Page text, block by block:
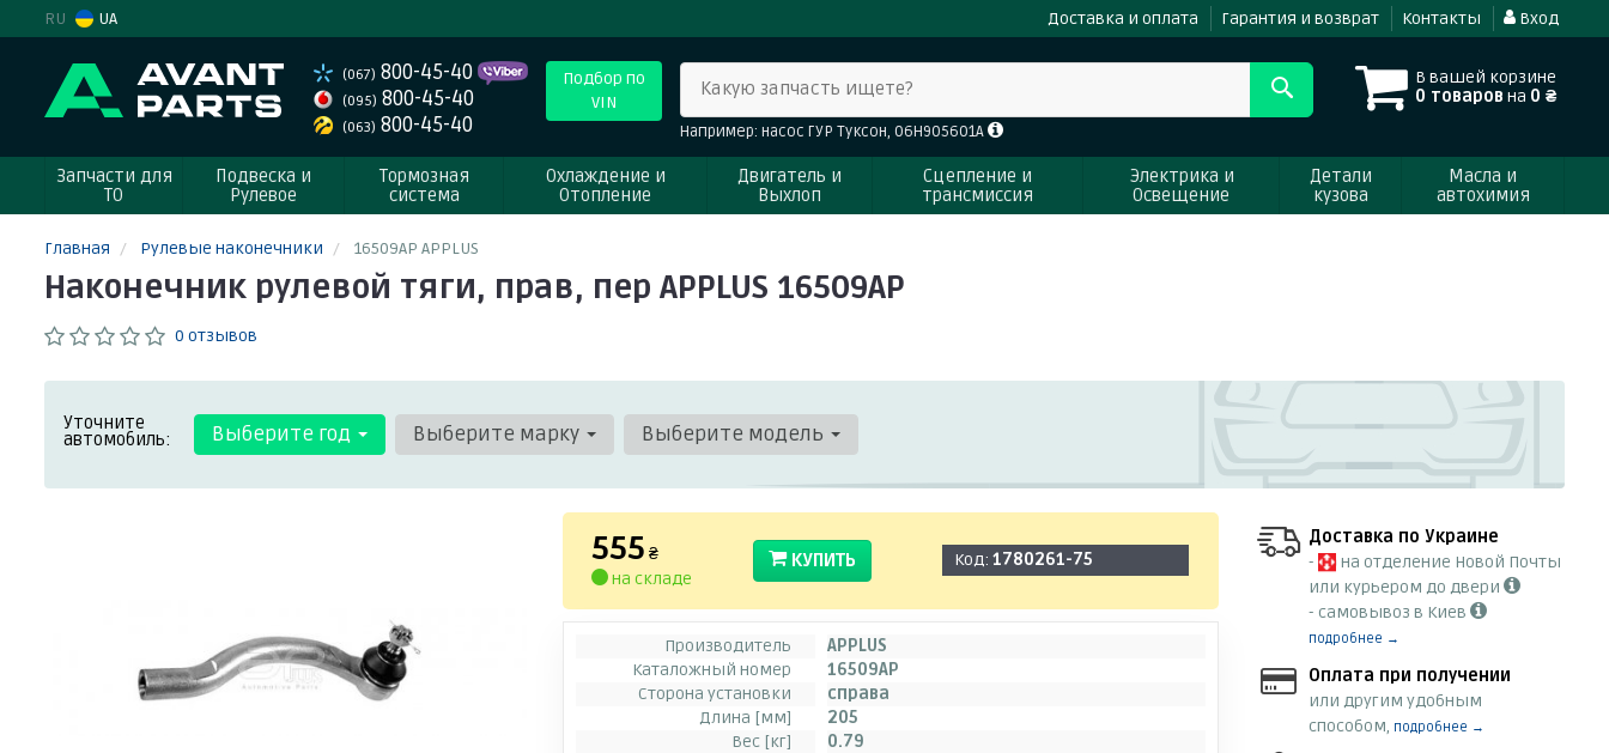
RU UA Доставка и оплата Гарантия и возврат Контакты Вход
(067) 800-45-40
(095) 800-45-40
(063) 800-45-40
Подбор по
VIN
В вашей корзине
0 товаров на 0 ₴
Какую запчасть ищете?
Например: насос ГУР Туксон, 06H905601A
Запчасти для
ТО
Подвеска и
Рулевое
Тормозная
система
Охлаждение и
Отопление
Двигатель и
Выхлоп
Сцепление и
трансмиссия
Электрика и
Освещение
Детали
кузова
Масла и
автохимия
Главная Рулевые наконечники 16509AP APPLUS
Наконечник рулевой тяги, прав, пер APPLUS 16509AP
0 отзывов
Уточните
автомобиль: Выберите год Выберите марку Выберите модель
555 ₴
на складе
КУПИТЬ Код:1780261-75
Производитель
APPLUS
Каталожный номер
16509AP
Сторона установки
справа
Длина [мм]
205
Вес [кг]
0.79
Доставка по Украине
-
на отделение Новой Почты
или курьером до двери
- самовывоз в Киев
подробнее →
Оплата при получении
или другим удобным
способом, подробнее →